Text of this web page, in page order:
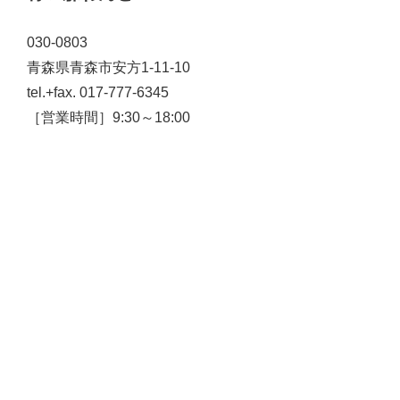
030-0803
青森県青森市安方1-11-10
tel.+fax. 017-777-6345
［営業時間］9:30～18:00